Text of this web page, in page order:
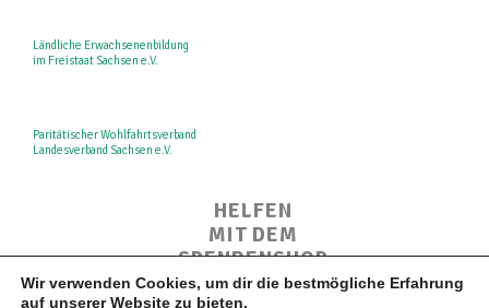
Ländliche Erwachsenenbildung
im Freistaat Sachsen e.V.
Paritätischer Wohlfahrtsverband
Landesverband Sachsen e.V.
HELFEN
MIT DEM
SPENDENSHOP
Wir verwenden Cookies, um dir die bestmögliche Erfahrung
auf unserer Website zu bieten.